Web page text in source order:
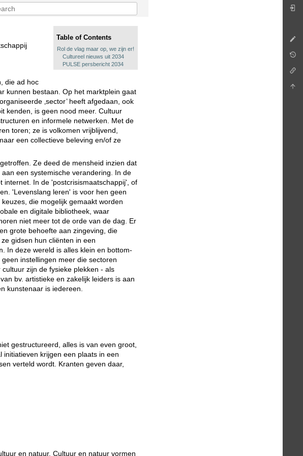
Table of Contents
Rol de vlag maar op, we zijn er!
Cultureel nieuws uit 2034
PULSE persbericht 2034
die ad hoc
kunnen bestaan. Op het marktplein gaat
‚sector’ heeft afgedaan, ook
kenden, is geen nood meer. Cultuur
en informele netwerken. Met de
toren; ze is volkomen vrijblijvend,
een collectieve beleving en/of ze
Ze deed de mensheid inzien dat
een systemische verandering. In de
internet. In de 'postcrisismaatschappij', of
'Levenslang leren' is voor hen geen
die mogelijk gemaakt worden
en digitale bibliotheek, waar
niet meer tot de orde van de dag. Er
grote behoefte aan zingeving, die
gidsen hun cliënten in een
In deze wereld is alles klein en bottom-
instellingen meer die sectoren
zijn de fysieke plekken - als
bv. artistieke en zakelijk leiders is aan
kunstenaar is iedereen.
gestructureerd, alles is van even groot,
krijgen een plaats in een
verteld wordt. Kranten geven daar,
en natuur. Cultuur en natuur vormen